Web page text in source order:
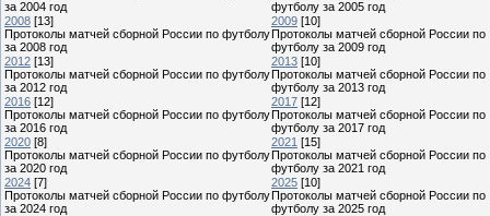
за 2004 год
футболу за 2005 год
2008 [13]
Протоколы матчей сборной России по футболу
за 2008 год
2009 [10]
Протоколы матчей сборной России по
футболу за 2009 год
2012 [13]
Протоколы матчей сборной России по футболу
за 2012 год
2013 [10]
Протоколы матчей сборной России по
футболу за 2013 год
2016 [12]
Протоколы матчей сборной России по футболу
за 2016 год
2017 [12]
Протоколы матчей сборной России по
футболу за 2017 год
2020 [8]
Протоколы матчей сборной России по футболу
за 2020 год
2021 [15]
Протоколы матчей сборной России по
футболу за 2021 год
2024 [7]
Протоколы матчей сборной России по футболу
за 2024 год
2025 [10]
Протоколы матчей сборной России по
футболу за 2025 год